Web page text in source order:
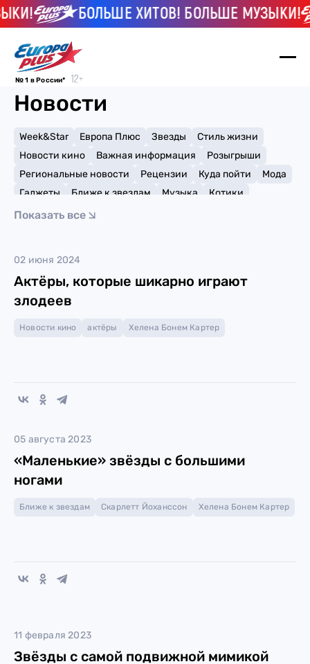
БОЛЬШЕ ХИТОВ! БОЛЬШЕ МУЗЫКИ!
№ 1 в России*
Новости
Week&Star Европа Плюс Звезды
Стиль жизни
Новости кино
Важная информация
Розыгрыши
Региональные новости
Рецензии Куда пойти
Мода
Гаджеты
Ближе к звездам Музыка
Котики
Мемы и тренды
Показать все
02 июня 2024
Актёры, которые шикарно играют
злодеев
Новости кино актёры Хелена Бонем Картер
05 августа 2023
«Маленькие» звёзды с большими
ногами
Ближе к звездам Скарлетт Йоханссон Хелена Бонем Картер
11 февраля 2023
Звёзды с самой подвижной мимикой